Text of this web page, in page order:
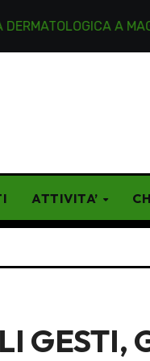
A MAGGIO 2027:
ATTIVITA’
GESTI,